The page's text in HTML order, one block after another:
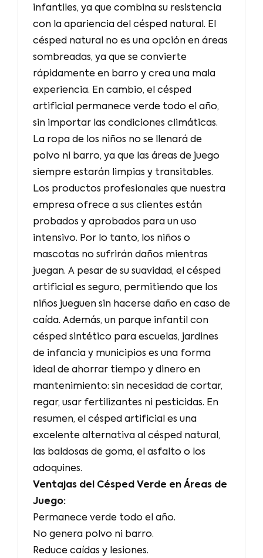
infantiles, ya que combina su resistencia
con la apariencia del césped natural. El
césped natural no es una opción en áreas
sombreadas, ya que se convierte
rápidamente en barro y crea una mala
experiencia. En cambio, el césped
artificial permanece verde todo el año,
sin importar las condiciones climáticas.
La ropa de los niños no se llenará de
polvo ni barro, ya que las áreas de juego
siempre estarán limpias y transitables.
Los productos profesionales que nuestra
empresa ofrece a sus clientes están
probados y aprobados para un uso
intensivo. Por lo tanto, los niños o
mascotas no sufrirán daños mientras
juegan. A pesar de su suavidad, el césped
artificial es seguro, permitiendo que los
niños jueguen sin hacerse daño en caso de
caída. Además, un parque infantil con
césped sintético para escuelas, jardines
de infancia y municipios es una forma
ideal de ahorrar tiempo y dinero en
mantenimiento: sin necesidad de cortar,
regar, usar fertilizantes ni pesticidas. En
resumen, el césped artificial es una
excelente alternativa al césped natural,
las baldosas de goma, el asfalto o los
adoquines.
Ventajas del Césped Verde en Áreas de
Juego:
Permanece verde todo el año.
No genera polvo ni barro.
Reduce caídas y lesiones.